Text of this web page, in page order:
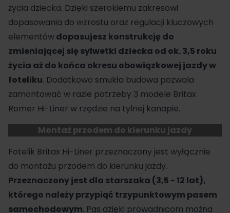
życia dziecka. Dzięki szerokiemu zakresowi
dopasowania do wzrostu oraz regulacji kluczowych
elementówdopasujesz konstrukcję do
zmieniającej się sylwetki dziecka od ok. 3,5 roku
życia aż do końca okresu obowiązkowej jazdy w
foteliku. Dodatkowo smukła budowa pozwala
zamontować w razie potrzeby 3 modele Britax
Romer Hi-Liner w rzędzie na tylnej kanapie.
Montaż przodem do kierunku jazdy
Fotelik Britax Hi-Liner przeznaczony jest wyłącznie
do montażu przodem do kierunku jazdy.
Przeznaczony jest dla starszaka (3,5 - 12 lat),
którego należy przypiąć trzypunktowym pasem
samochodowym. Pas dzięki prowadnicom można